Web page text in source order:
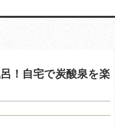
！自宅で炭酸泉を楽